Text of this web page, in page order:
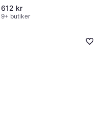
612 kr
9+ butiker